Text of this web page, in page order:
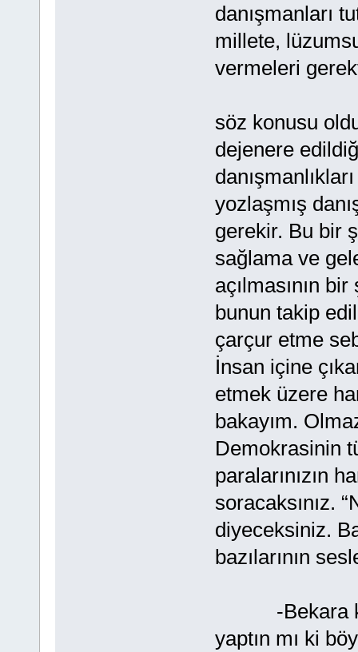
danışmanları
millete,
vermeleri
söz konusu
dejenere
yozlaşmış
gerekir. Bu bir
sağlama ve
açılmasının
bunun takip
çarçur etme
İnsan içine
etmek üzere
bakayım.
Demokrasinin
paralarınızın
soracaksınız.
diyeceksiniz.
bazılarının
-Bekara
yaptın mı ki